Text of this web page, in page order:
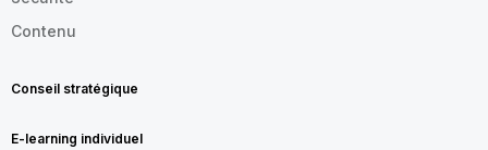
Contenu
Conseil stratégique
E-learning individuel